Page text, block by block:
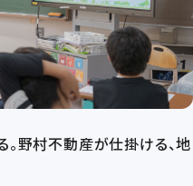
。野村不動産が仕掛ける、地